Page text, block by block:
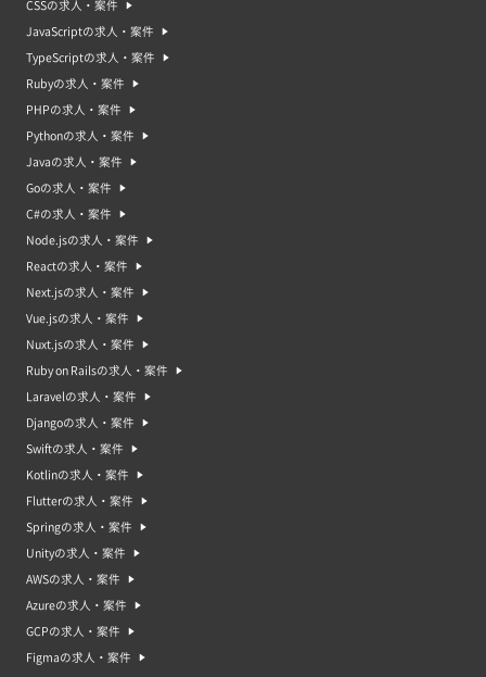
CSSの求人・案件
JavaScriptの求人・案件
TypeScriptの求人・案件
Rubyの求人・案件
PHPの求人・案件
Pythonの求人・案件
Javaの求人・案件
Goの求人・案件
C#の求人・案件
Node.jsの求人・案件
Reactの求人・案件
Next.jsの求人・案件
Vue.jsの求人・案件
Nuxt.jsの求人・案件
Ruby on Railsの求人・案件
Laravelの求人・案件
Djangoの求人・案件
Swiftの求人・案件
Kotlinの求人・案件
Flutterの求人・案件
Springの求人・案件
Unityの求人・案件
AWSの求人・案件
Azureの求人・案件
GCPの求人・案件
Figmaの求人・案件